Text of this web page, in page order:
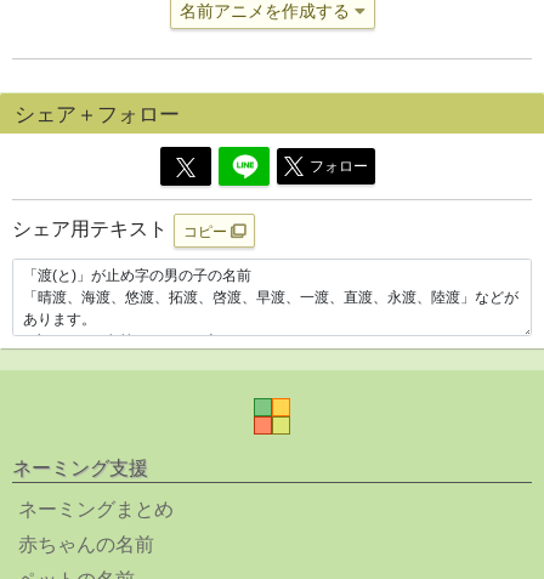
名前アニメを作成する
シェア＋フォロー
フォロー
シェア用テキスト コピー
ネーミング支援
ネーミングまとめ
赤ちゃんの名前